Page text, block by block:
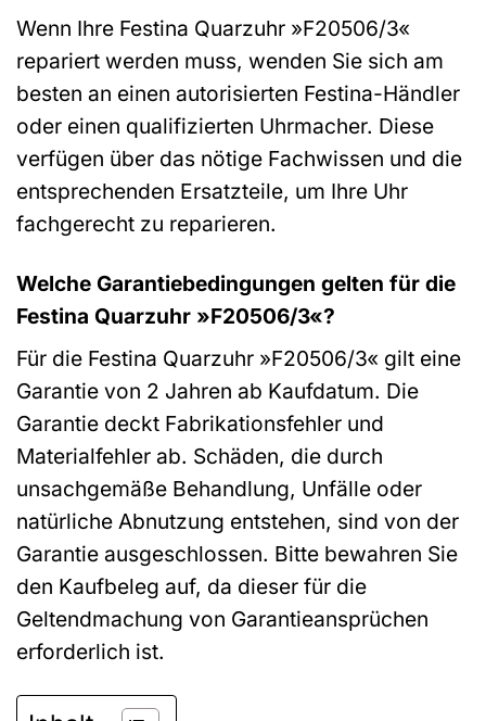
Wenn Ihre Festina Quarzuhr »F20506/3«
repariert werden muss, wenden Sie sich am
besten an einen autorisierten Festina-Händler
oder einen qualifizierten Uhrmacher. Diese
verfügen über das nötige Fachwissen und die
entsprechenden Ersatzteile, um Ihre Uhr
fachgerecht zu reparieren.
Welche Garantiebedingungen gelten für die
Festina Quarzuhr »F20506/3«?
Für die Festina Quarzuhr »F20506/3« gilt eine
Garantie von 2 Jahren ab Kaufdatum. Die
Garantie deckt Fabrikationsfehler und
Materialfehler ab. Schäden, die durch
unsachgemäße Behandlung, Unfälle oder
natürliche Abnutzung entstehen, sind von der
Garantie ausgeschlossen. Bitte bewahren Sie
den Kaufbeleg auf, da dieser für die
Geltendmachung von Garantieansprüchen
erforderlich ist.